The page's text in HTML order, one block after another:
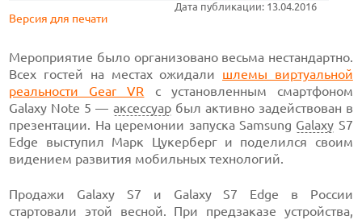
Дата публикации: 13.04.2016
Версия для печати
Мероприятие было организовано весьма нестандартно.
Всех гостей на местах ожидали шлемы виртуальной
реальности Gear VR с установленным смартфоном
Galaxy Note 5 — аксессуарбыл активно задействован в
презентации. На церемонии запуска Samsung Galaxy S7
Edge выступил Марк Цукерберг и поделился своим
видением развития мобильных технологий.
Продажи Galaxy S7 и Galaxy S7 Edge в России
стартовали этой весной. При предзаказе устройства,